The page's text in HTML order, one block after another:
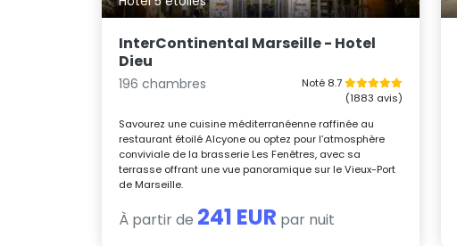
InterContinental Marseille - Hotel
Dieu
196 chambres
Noté 8.7
(1883 avis)
Savourez une cuisine méditerranéenne raffinée au
restaurant étoilé Alcyone ou optez pour l’atmosphère
conviviale de la brasserie Les Fenêtres, avec sa
terrasse offrant une vue panoramique sur le Vieux-Port
de Marseille.
À partir de 241 EUR par nuit